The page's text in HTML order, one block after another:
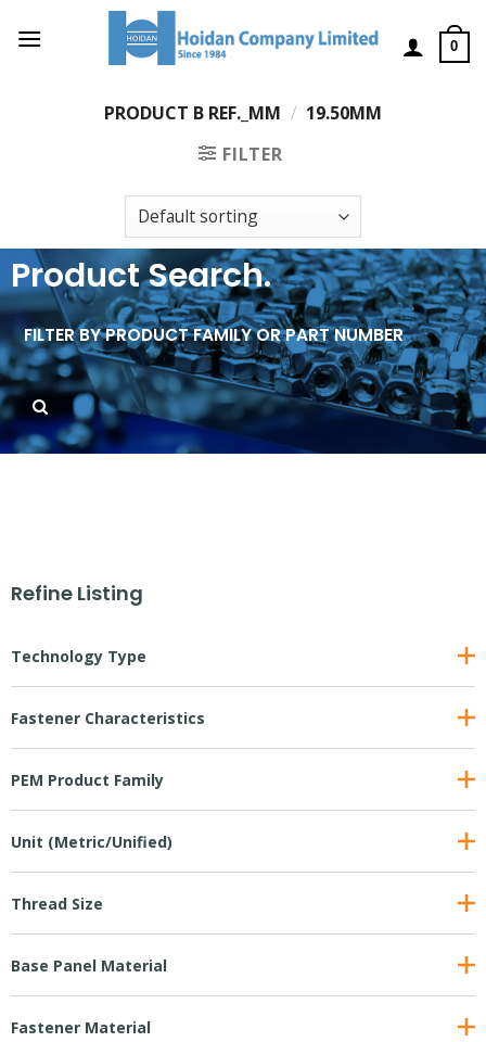
0
PRODUCT B REF._MM / 19.50MM
FILTER
Product Search.
Refine Listing
Technology Type
Fastener Characteristics
PEM Product Family
Unit (Metric/Unified)
Thread Size
Base Panel Material
Fastener Material